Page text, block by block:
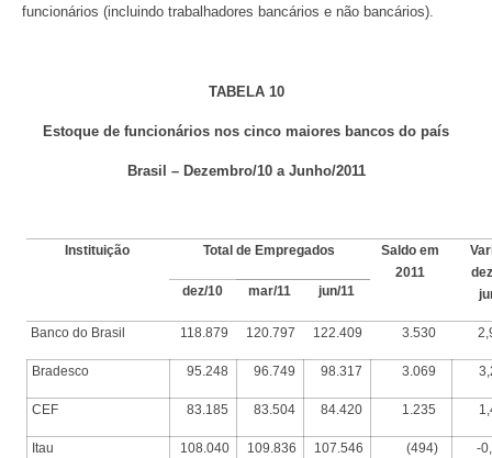
funcionários (incluindo trabalhadores bancários e não bancários).
TABELA 10
Estoque de funcionários nos cinco maiores bancos do país
Brasil – Dezembro/10 a Junho/2011
Instituição Total de Empregados
Saldo em
2011
dez/10 mar/11 jun/11
Banco do Brasil 118.879 120.797 122.409 3.530
Bradesco 95.248 96.749 98.317 3.069
CEF 83.185 83.504 84.420 1.235
Itau 108.040 109.836 107.546 (494) -